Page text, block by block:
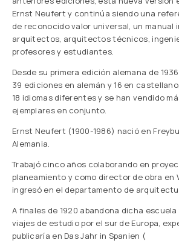
Ernst Neufert y continúa siendo una
de reconocido valor universal, un manual
arquitectos, arquitectos técnicos,
profesores y estudiantes.
Desde su primera edición alemana de
39 ediciones en alemán y 16 en
18 idiomas diferentes y se han vendido
ejemplares en conjunto.
Ernst Neufert (1900-1986) nació en
Alemania.
Trabajó cinco años colaborando en
planeamiento y como director de obra en
ingresó en el departamento de
A finales de 1920 abandona dicha
viajes de estudio por el sur de Europa,
publicaría en Das Jahr in Spanien (